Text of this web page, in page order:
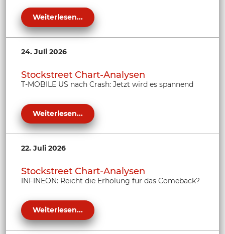
Weiterlesen...
24. Juli 2026
Stockstreet Chart-Analysen
T-MOBILE US nach Crash: Jetzt wird es spannend
Weiterlesen...
22. Juli 2026
Stockstreet Chart-Analysen
INFINEON: Reicht die Erholung für das Comeback?
Weiterlesen...